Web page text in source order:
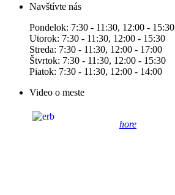
Navštívte nás
Pondelok: 7:30 - 11:30, 12:00 - 15:30
Utorok: 7:30 - 11:30, 12:00 - 15:30
Streda: 7:30 - 11:30, 12:00 - 17:00
Štvrtok: 7:30 - 11:30, 12:00 - 15:30
Piatok: 7:30 - 11:30, 12:00 - 14:00
Video o meste
hore